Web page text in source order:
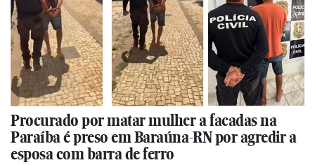
Procurado por matar mulher a facadas na
Paraíba é preso em Baraúna-RN por agredir a
esposa com barra de ferro